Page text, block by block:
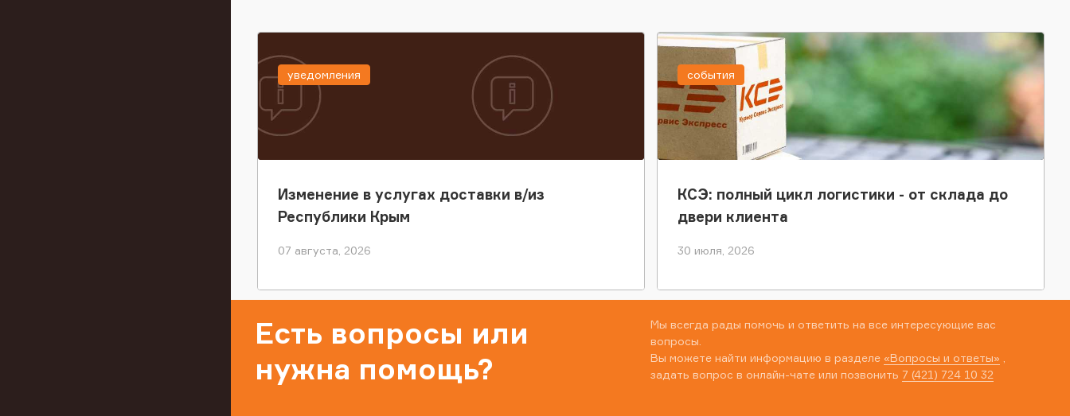
Изменение в услугах доставки в/из
Республики Крым
07 августа, 2026
уведомления
КСЭ: полный цикл логистики - от склада до
двери клиента
30 июля, 2026
события
Есть вопросы или
нужна помощь?
Мы всегда рады помочь и ответить на все интересующие вас
вопросы.
Вы можете найти информацию в разделе «Вопросы и ответы»
задать вопрос в онлайн-чате или позвонить 7 (421) 724 10 32